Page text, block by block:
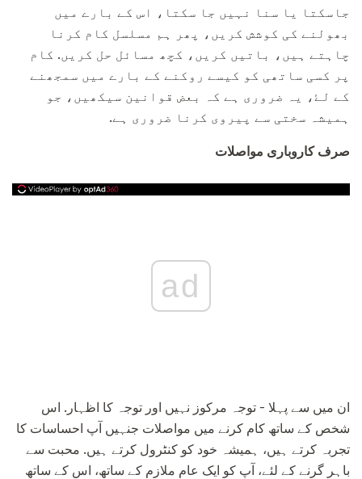
جاسکتا یا سنا نہیں جا سکتا، اس کے بارے میں
بھولنے کی کوشش کریں، پھر ہم مسلسل کام کرنا
چاہتے ہیں، باتیں کریں، کچھ مسائل حل کریں. کام
پر کسی ساتھی کو کیسے روکنے کے بارے میں سمجھنے
کے لۓ، یہ ضروری ہے کہ بعض قوانین سیکھیں، جو
ہمیشہ سختی سے پیروی کرنا ضروری ہے.
صرف کاروباری مواصلات
ad
ان میں سے پہلا - توجہ مرکوز نہیں اور توجہ کا اظہار. اس
شخص کے ساتھ کام کرنے میں مواصلات جنہیں آپ احساسات کا
تجربہ کرتے ہیں، ہمیشہ خود کو کنٹرول کرتے ہیں. محبت سے
باہر گرنے کے لئے، آپ کو ایک عام ملازم کے ساتھ، اس کے ساتھ